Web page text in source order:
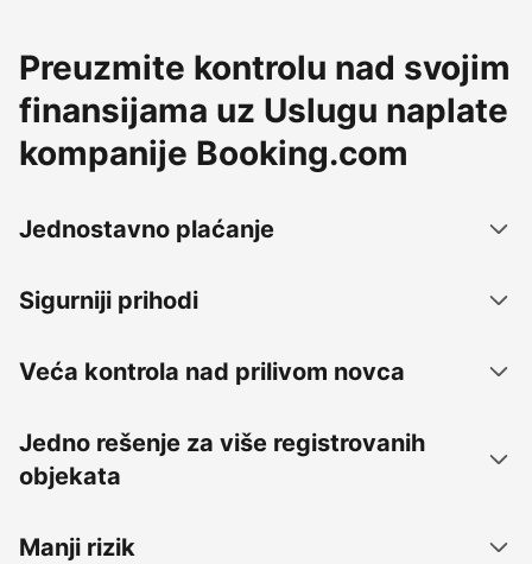
Preuzmite kontrolu nad svojim
finansijama uz Uslugu naplate
kompanije Booking.com
Jednostavno plaćanje
Sigurniji prihodi
Veća kontrola nad prilivom novca
Jedno rešenje za više registrovanih
objekata
Manji rizik